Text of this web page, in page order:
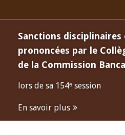
Sanctions disciplinaires
prononcées par le
de la Commission
lors de sa 154ᵉ session
En savoir plus